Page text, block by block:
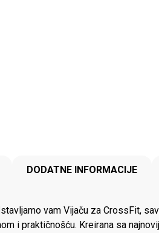
DODATNE INFORMACIJE
vam Vijaču za CrossFit,
i praktičnošću. Kreirana sa